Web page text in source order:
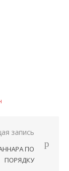
запись
ПО
ПОРЯДКУ